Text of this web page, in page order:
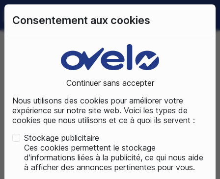
Consentement aux cookies
Continuer sans accepter
Nous utilisons des cookies pour améliorer votre
expérience sur notre site web. Voici les types de
cookies que nous utilisons et ce à quoi ils servent :
Stockage publicitaire
Ces cookies permettent le stockage
d'informations liées à la publicité, ce qui nous aide
à afficher des annonces pertinentes pour vous.
09 72 50 25 70 LUNDI AU SAMEDIDE 10H À 19H
Pièces détachées
Partie électrique
PIÈCES DÉTACHÉES